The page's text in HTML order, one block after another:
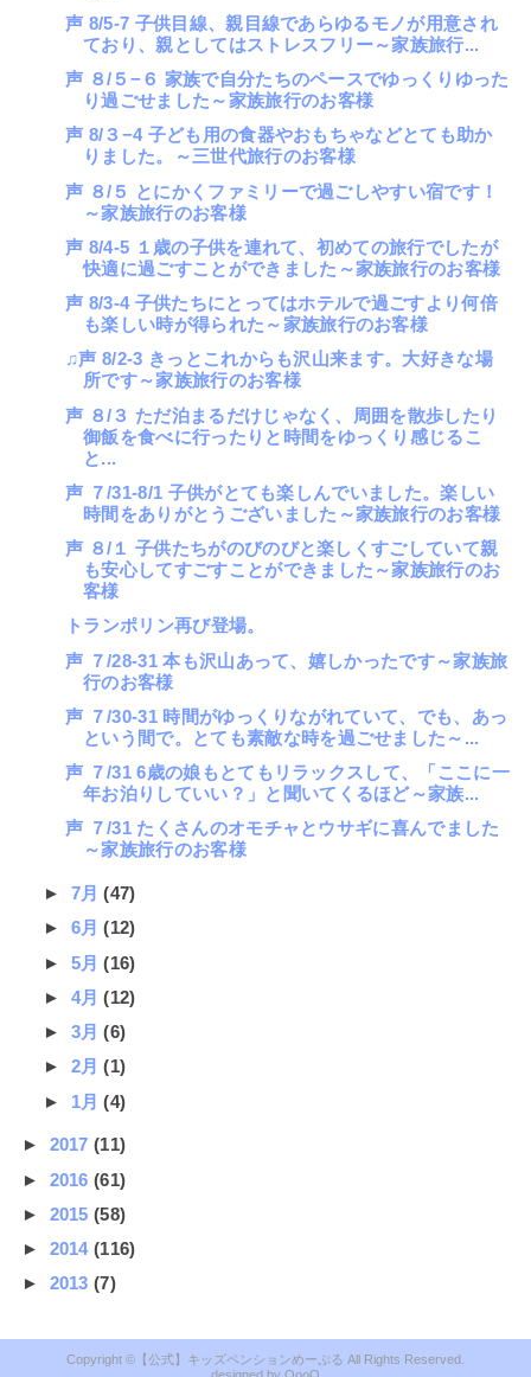
声 8/5-7 子供目線、親目線であらゆるモノが用意され
ており、親としてはストレスフリー～家族旅行...
声 ８/５−６ 家族で自分たちのペースでゆっくりゆった
り過ごせました～家族旅行のお客様
声 8/３−4 子ども用の食器やおもちゃなどとても助か
りました。～三世代旅行のお客様
声 ８/５ とにかくファミリーで過ごしやすい宿です！
～家族旅行のお客様
声 8/4-5 １歳の子供を連れて、初めての旅行でしたが
快適に過ごすことができました～家族旅行のお客様
声 8/3-4 子供たちにとってはホテルで過ごすより何倍
も楽しい時が得られた～家族旅行のお客様
♫声 8/2-3 きっとこれからも沢山来ます。大好きな場
所です～家族旅行のお客様
声 ８/３ ただ泊まるだけじゃなく、周囲を散歩したり
御飯を食べに行ったりと時間をゆっくり感じるこ
と...
声 ７/31-8/1 子供がとても楽しんでいました。楽しい
時間をありがとうございました～家族旅行のお客様
声 ８/１ 子供たちがのびのびと楽しくすごしていて親
も安心してすごすことができました～家族旅行のお
客様
トランポリン再び登場。
声 ７/28-31 本も沢山あって、嬉しかったです～家族旅
行のお客様
声 ７/30-31 時間がゆっくりながれていて、でも、あっ
という間で。とても素敵な時を過ごせました～...
声 ７/31 6歳の娘もとてもリラックスして、「ここに一
年お泊りしていい？」と聞いてくるほど～家族...
声 ７/31 たくさんのオモチャとウサギに喜んでました
～家族旅行のお客様
► 7月(47)
► 6月(12)
► 5月(16)
► 4月(12)
► 3月(6)
► 2月(1)
► 1月(4)
► 2017(11)
► 2016(61)
► 2015(58)
► 2014(116)
► 2013(7)
【公式】キッズペンションめーぷる